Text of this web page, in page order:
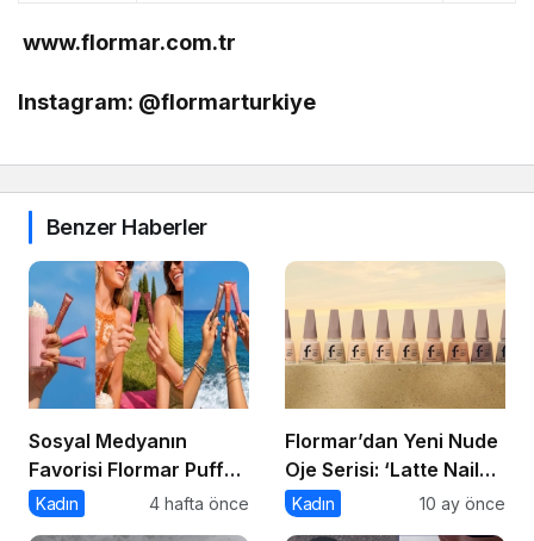
www.flormar.com.tr
Instagram: @flormarturkiye
Benzer Haberler
Sosyal Medyanın
Favorisi Flormar Puffy
Liquid Blush Serisine
Kadın 4 hafta önce
Flormar’dan Yeni Nude
Oje Serisi: ‘Latte Nail
Enamel’ ile Zamansız
Kadın 10 ay önce